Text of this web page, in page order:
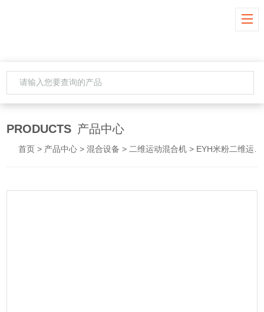
PRODUCTS 产品中心
首页 > 产品中心 >混合设备 > 二维运动混合机 > EYH米粉二维运动混合机